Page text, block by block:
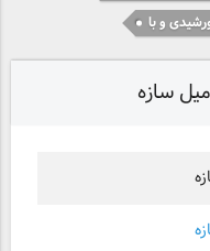
و با
سازه